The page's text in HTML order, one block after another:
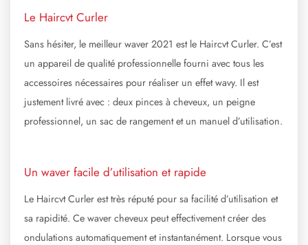
Le Haircvt Curler
Sans hésiter, le meilleur waver 2021 est le Haircvt Curler. C’est
un appareil de qualité professionnelle fourni avec tous les
accessoires nécessaires pour réaliser un effet wavy. Il est
justement livré avec : deux pinces à cheveux, un peigne
professionnel, un sac de rangement et un manuel d’utilisation.
Un waver facile d’utilisation et rapide
Le Haircvt Curler est très réputé pour sa facilité d’utilisation et
sa rapidité. Ce waver cheveux peut effectivement créer des
ondulations automatiquement et instantanément. Lorsque vous